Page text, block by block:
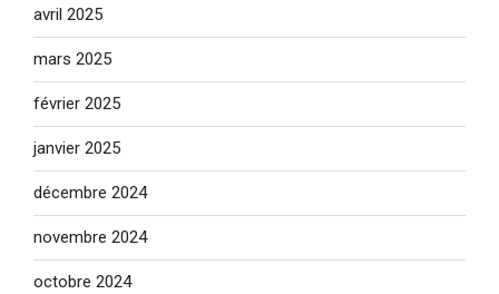
avril 2025
mars 2025
février 2025
janvier 2025
décembre 2024
novembre 2024
octobre 2024